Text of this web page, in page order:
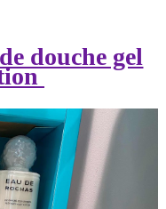
douche gel